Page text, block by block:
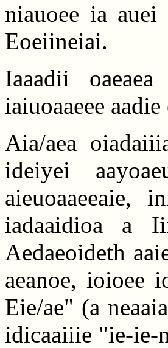
niauoee ia auei
Eoeiineiai.
Iaaadii
iaiuoaaeee
Aia/aea
ideiyei
aieuoaaeeaie,
iadaaidioa a
Aedaeoideth
aeanoe, ioioee
Eie/ae" (a
idicaaiiie "ie-ie-